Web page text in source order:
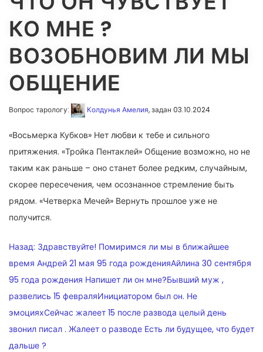
КО МНЕ ?
ВОЗОБНОВИМ ЛИ МЫ
ОБЩЕНИЕ
Вопрос тарологу: Колдунья Амелия, задан 03.10.2024
«Восьмерка Кубков» Нет любви к тебе и сильного
притяжения. «Тройка Пентаклей» Общение возможно, но не
таким как раньше – оно станет более редким, случайным,
скорее пересечения, чем осознанное стремление быть
рядом. «Четверка Мечей» Вернуть прошлое уже не
получится.
НАВИГАЦИЯ
ПО
ЗАПИСЯМ
Назад: Здравствуйте! Помиримся ли мы в ближайшее
время Андрей 21 мая 95 года рожденияАйлина 30 сентября
95 года рождения Напишет ли он мне?Бывший муж ,
развелись 15 февраляИнициатором был он. Не
эмоцияхСейчас жалеет 15 после развода целый день
звонил писал . Жалеет о разводе Есть ли будущее, что будет
дальше ?